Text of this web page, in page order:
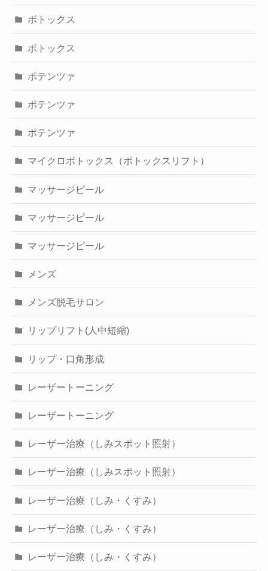
ボトックス
ボトックス
ポテンツァ
ポテンツァ
ポテンツァ
マイクロボトックス（ボトックスリフト）
マッサージピール
マッサージピール
マッサージピール
メンズ
メンズ脱毛サロン
リップリフト(人中短縮)
リップ・口角形成
レーザートーニング
レーザートーニング
レーザー治療（しみスポット照射）
レーザー治療（しみスポット照射）
レーザー治療（しみ・くすみ）
レーザー治療（しみ・くすみ）
レーザー治療（しみ・くすみ）